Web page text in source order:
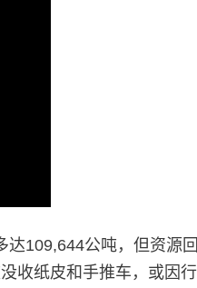
109,644公吨，但资源
收纸皮和手推车，或因